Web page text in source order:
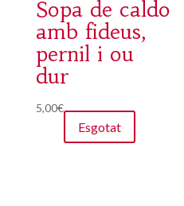
Sopa de caldo
amb fideus,
pernil i ou
dur
5,00€
Esgotat